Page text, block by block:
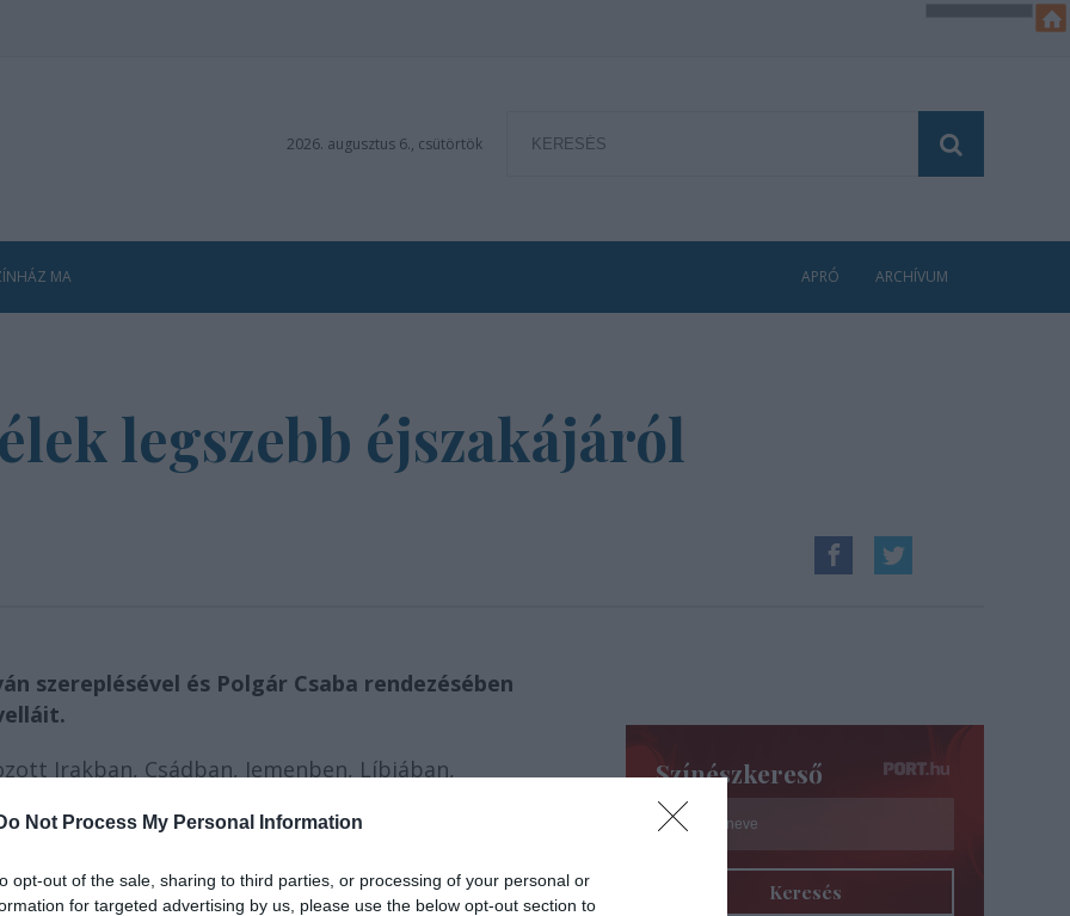
Not Process My Personal Information
opt-out of the sale, sharing to third parties, or processing of your personal or
for targeted advertising by us, please use the below opt-out section to
2026. augusztus 6., csütörtök
MA APRÓ ARCHÍVUM
legszebb éjszakájáról
szereplésével és Polgár Csaba rendezésében
Irakban, Csádban, Jemenben, Líbiában,
Interjút készített többek között a
tagjaival. 2016-ban megjelent novelláskötete,
Díjat.
Színészkereső
Keresés